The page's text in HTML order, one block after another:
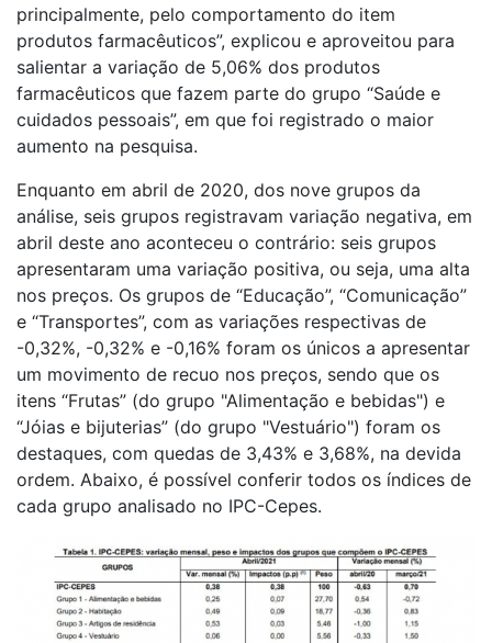
principalmente, pelo comportamento do item
produtos farmacêuticos”, explicou e aproveitou para
salientar a variação de 5,06% dos produtos
farmacêuticos que fazem parte do grupo “Saúde e
cuidados pessoais”, em que foi registrado o maior
aumento na pesquisa.
Enquanto em abril de 2020, dos nove grupos da
análise, seis grupos registravam variação negativa, em
abril deste ano aconteceu o contrário: seis grupos
apresentaram uma variação positiva, ou seja, uma alta
nos preços. Os grupos de “Educação”, “Comunicação”
e “Transportes”, com as variações respectivas de
-0,32%, -0,32% e -0,16% foram os únicos a apresentar
um movimento de recuo nos preços, sendo que os
itens “Frutas” (do grupo "Alimentação e bebidas") e
“Jóias e bijuterias” (do grupo "Vestuário") foram os
destaques, com quedas de 3,43% e 3,68%, na devida
ordem. Abaixo, é possível conferir todos os índices de
cada grupo analisado no IPC-Cepes.